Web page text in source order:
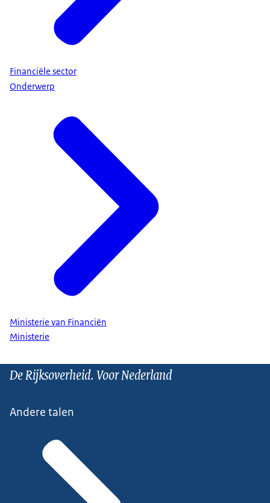
Financiële sector
Onderwerp
Ministerie van Financiën
Ministerie
De Rijksoverheid. Voor Nederland
Andere talen